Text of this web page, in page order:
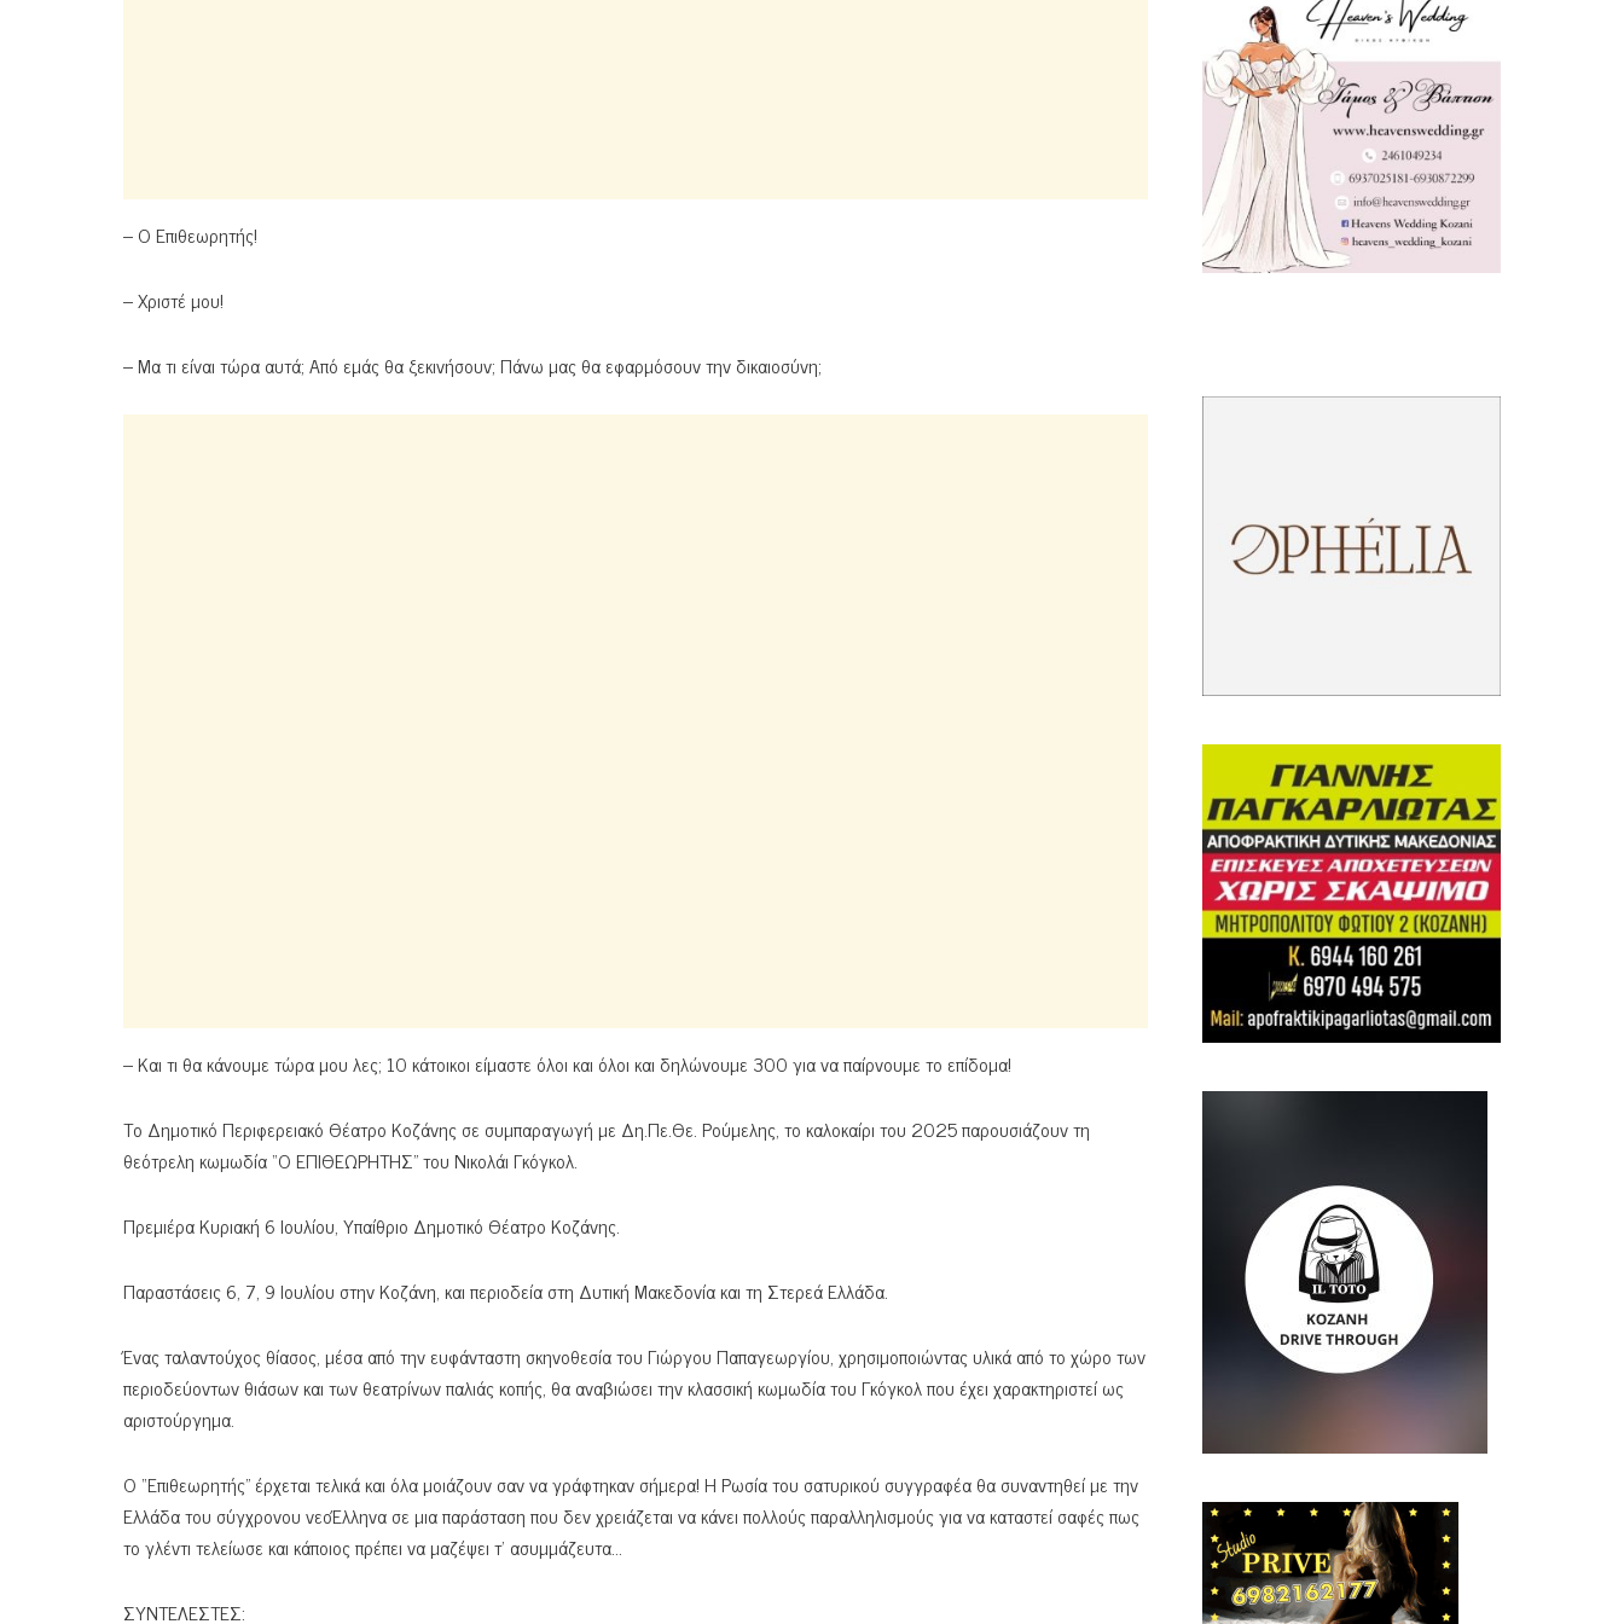
– Ο Επιθεωρητής!
– Χριστέ μου!
– Μα τι είναι τώρα αυτά; Από εμάς θα ξεκινήσουν; Πάνω μας θα εφαρμόσουν την δικαιοσύνη;
– Και τι θα κάνουμε τώρα μου λες; 10 κάτοικοι είμαστε όλοι και όλοι και δηλώνουμε 300 για να παίρνουμε το επίδομα!
Το Δημοτικό Περιφερειακό Θέατρο Κοζάνης σε συμπαραγωγή με Δη.Πε.Θε. Ρούμελης, το καλοκαίρι του 2025 παρουσιάζουν τη
θεότρελη κωμωδία “Ο ΕΠΙΘΕΩΡΗΤΗΣ” του Νικολάι Γκόγκολ.
Πρεμιέρα Κυριακή 6 Ιουλίου, Υπαίθριο Δημοτικό Θέατρο Κοζάνης.
Παραστάσεις 6, 7, 9 Ιουλίου στην Κοζάνη, και περιοδεία στη Δυτική Μακεδονία και τη Στερεά Ελλάδα.
Ένας ταλαντούχος θίασος, μέσα από την ευφάνταστη σκηνοθεσία του Γιώργου Παπαγεωργίου, χρησιμοποιώντας υλικά από το χώρο των
περιοδεύοντων θιάσων και των θεατρίνων παλιάς κοπής, θα αναβιώσει την κλασσική κωμωδία του Γκόγκολ που έχει χαρακτηριστεί ως
αριστούργημα.
Ο “Επιθεωρητής” έρχεται τελικά και όλα μοιάζουν σαν να γράφτηκαν σήμερα! Η Ρωσία του σατυρικού συγγραφέα θα συναντηθεί με την
Ελλάδα του σύγχρονου νεοΈλληνα σε μια παράσταση που δεν χρειάζεται να κάνει πολλούς παραλληλισμούς για να καταστεί σαφές πως
το γλέντι τελείωσε και κάποιος πρέπει να μαζέψει τ’ ασυμμάζευτα…
ΣΥΝΤΕΛΕΣΤΕΣ: